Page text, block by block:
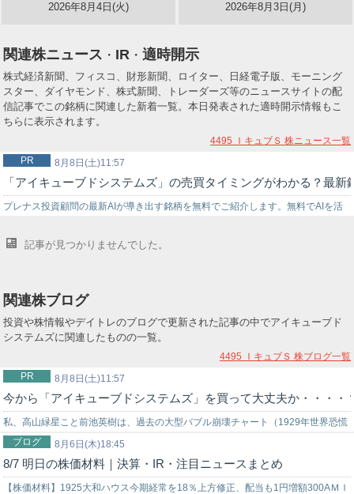
2026年8月4日(火) 2026年8月3日(月)
関連株ニュース ・ IR ・ 適時開示
株式経済新聞、フィスコ、財形新聞、ロイター、日経電子版、モーニング
スター、ダイヤモンド、株式新聞、トレーダーズ等のニュースサイトの配
信記事でこの銘柄に関連した新着一覧。本日発表された適時開示情報もこ
ちらに表示されます。
4495 ＩキュブＳ 株ニュース一覧
8月8日(土)11:57
PR
「アイキューブドシステムズ」の売買タイミングがわかる？最
プレナス投資顧問の最新AIが導き出す銘柄を無料でご紹介します。無料でAIを活
記事が見つかりませんでした。
関連株ブログ
投資や株情報やデイトレのブログで更新された記事の中でアイキューブド
システムズに関連したものの一覧。
4495 ＩキュブＳ 株ブログ一覧
8月8日(土)11:57
PR
今から「アイキューブドシステムズ」を買って大丈夫か・・・
私、高山緑星こと前池英樹は、過去の大型バブル崩壊チャート（1929年世界恐慌
時のNYダウ暴落チャート…
8月6日(木)18:45
ブログ
8/7 明日の株価材料｜決算・IR・注目ニュースまとめ
【株価材料】1925大和ハウス今期経常を18％上方修正、配当も1円増額300AＭＩ